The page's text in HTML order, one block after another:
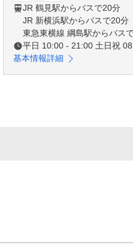
JR 鶴見駅からバスで20分
JR 新横浜駅からバスで20分
東急東横線 綱島駅からバス
平日 10:00 - 21:00 土日祝
基本情報詳細